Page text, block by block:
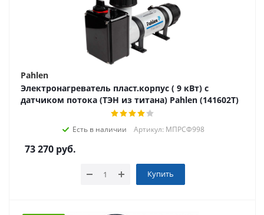
Pahlen
Электронагреватель пласт.корпус ( 9 кВт) с
датчиком потока (ТЭН из титана) Pahlen (141602T)
Есть в наличии Артикул: МПРСФ998
73 270 руб.
Купить